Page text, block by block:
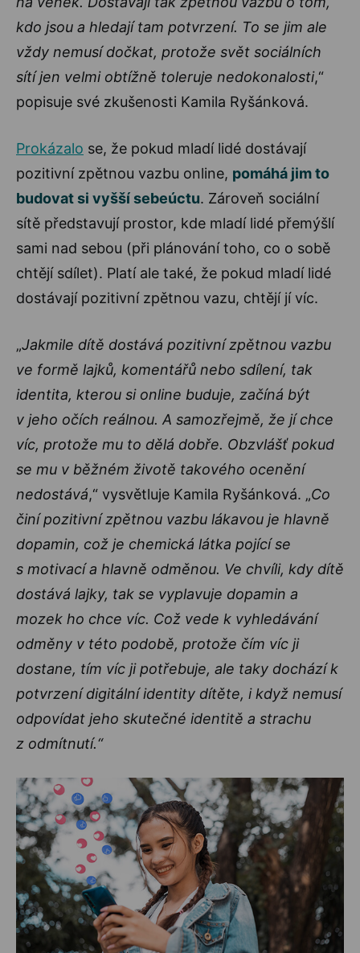
kdo jsou a hledají tam potvrzení. To se jim ale
vždy nemusí dočkat, protože svět sociálních
sítí jen velmi obtížně toleruje nedokonalosti,“
popisuje své zkušenosti Kamila Ryšánková.
Prokázalo se, že pokud mladí lidé dostávají
pozitivní zpětnou vazbu online, pomáhá jim to
budovat si vyšší sebeúctu. Zároveň sociální
sítě představují prostor, kde mladí lidé přemýšlí
sami nad sebou (při plánování toho, co o sobě
chtějí sdílet). Platí ale také, že pokud mladí lidé
dostávají pozitivní zpětnou vazu, chtějí jí víc.
„Jakmile dítě dostává pozitivní zpětnou vazbu
ve formě lajků, komentářů nebo sdílení, tak
identita, kterou si online buduje, začíná být
v jeho očích reálnou. A samozřejmě, že jí chce
víc, protože mu to dělá dobře. Obzvlášť pokud
se mu v běžném životě takového ocenění
nedostává,“ vysvětluje Kamila Ryšánková. „Co
činí pozitivní zpětnou vazbu lákavou je hlavně
dopamin, což je chemická látka pojící se
s motivací a hlavně odměnou. Ve chvíli, kdy dítě
dostává lajky, tak se vyplavuje dopamin a
mozek ho chce víc. Což vede k vyhledávání
odměny v této podobě, protože čím víc ji
dostane, tím víc ji potřebuje, ale taky dochází k
potvrzení digitální identity dítěte, i když nemusí
odpovídat jeho skutečné identitě a strachu
z odmítnutí.“